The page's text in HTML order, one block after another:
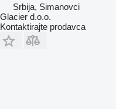
Srbija, Simanovci
Glacier d.o.o.
Kontaktirajte prodavca